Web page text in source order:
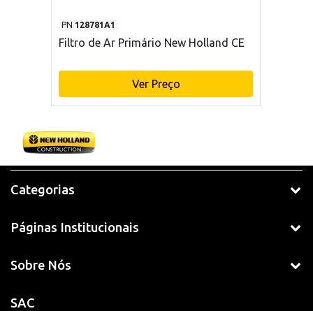
PN 128781A1
Filtro de Ar Primário New Holland CE
Ver Preço
Categorias
Páginas Institucionais
Sobre Nós
SAC